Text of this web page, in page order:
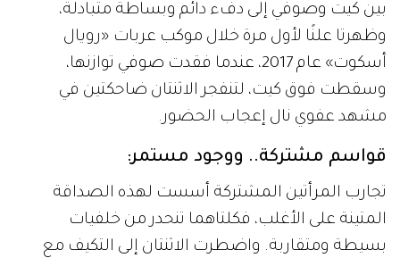
بين كيت وصوفي إلى دفء دائم وبساطة متبادلة،
وظهرتا علنًا لأول مرة خلال موكب عربات «رويال
أسكوت» عام 2017، عندما فقدت صوفي توازنها،
وسقطت فوق كيت، لتنفجر الاثنتان ضاحكتين في
مشهد عفوي نال إعجاب الحضور.
قواسم مشتركة.. ووجود مستمر:
تجارب المرأتين المشتركة أسست لهذه الصداقة
المتينة على الأغلب، فكلتاهما تنحدر من خلفيات
بسيطة ومتقاربة. واضطرت الاثنتان إلى التكيف مع